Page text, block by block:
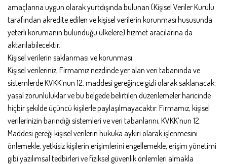
amaçlarına uygun olarak yurtdışında bulunan (Kişisel Veriler Kurulu
tarafından akredite edilen ve kişisel verilerin korunması hususunda
yeterli korumanın bulunduğu ülkelere) hizmet aracılarına da
aktarılabilecektir.
Kişisel verilerin saklanması ve korunması
Kişisel verileriniz, Firmamız nezdinde yer alan veri tabanında ve
sistemlerde KVKK’nun 12. maddesi gereğince gizli olarak saklanacak;
yasal zorunluluklar ve bu belgede belirtilen düzenlemeler haricinde
hiçbir şekilde üçüncü kişilerle paylaşılmayacaktır. Firmamız, kişisel
verilerinizin barındığı sistemleri ve veri tabanlarını, KVKK’nun 12.
Maddesi gereği kişisel verilerin hukuka aykırı olarak işlenmesini
önlemekle, yetkisiz kişilerin erişimlerini engellemekle, erişim yönetimi
gibi yazılımsal tedbirleri ve fiziksel güvenlik önlemleri almakla